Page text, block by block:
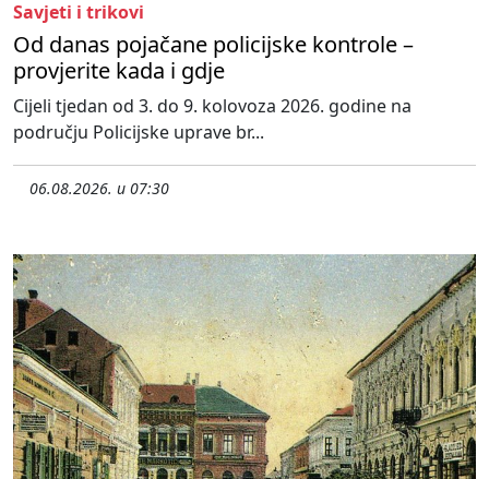
Savjeti i trikovi
Od danas pojačane policijske kontrole –
provjerite kada i gdje
Cijeli tjedan od 3. do 9. kolovoza 2026. godine na
području Policijske uprave br...
06.08.2026. u 07:30